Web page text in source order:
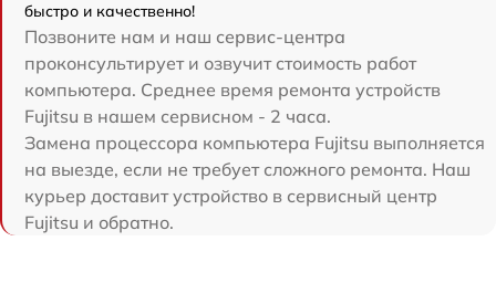
быстро и качественно!
Позвоните нам и наш сервис-центра
проконсультирует и озвучит стоимость работ
компьютера. Среднее время ремонта устройств
Fujitsu в нашем сервисном - 2 часа.
Замена процессора компьютера Fujitsu выполняется
на выезде, если не требует сложного ремонта. Наш
курьер доставит устройство в сервисный центр
Fujitsu и обратно.